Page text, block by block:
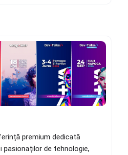
premium dedicată
de tehnologie,